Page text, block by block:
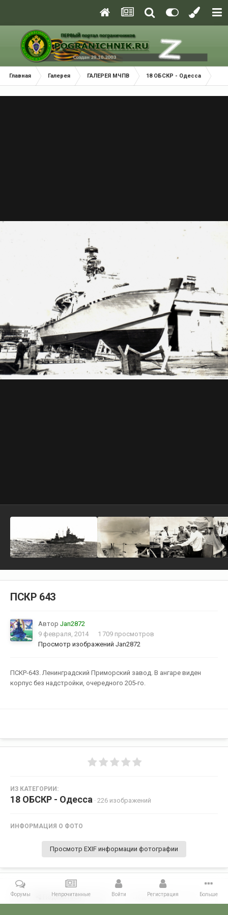
Главная Галерея ГАЛЕРЕЯ МЧПВ 18 ОБСКР - Одесса
ПСКР 643
Автор Jan2872
9 февраля, 2014
1 709 просмотров
Просмотр изображений Jan2872
ПСКР-643. Ленинградский Приморский завод. В ангаре виден
корпус без надстройки, очередного 205-го.
ИЗ КАТЕГОРИИ:
18 ОБСКР - Одесса · 226 изображений
ИНФОРМАЦИЯ О ФОТО
Просмотр EXIF информации фотографии
Поделиться Подписчики 0
Форумы Непрочитанные Войти Регистрация Больше